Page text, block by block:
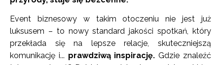
Event biznesowy w takim otoczeniu nie jest już
luksusem – to nowy standard jakości spotkań, który
przekłada się na lepsze relacje, skuteczniejszą
komunikację i... prawdziwą inspirację. Gdzie znaleźć